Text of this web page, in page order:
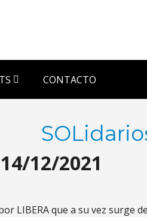
CONTACTO
12/2021
LIBERA que a su vez surge